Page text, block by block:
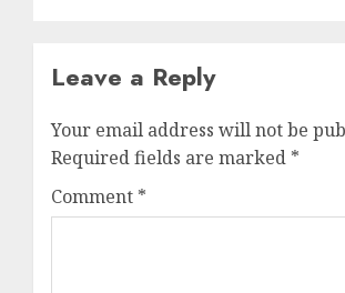
Leave a Reply
Your email address will not be
Required fields are marked *
Comment *